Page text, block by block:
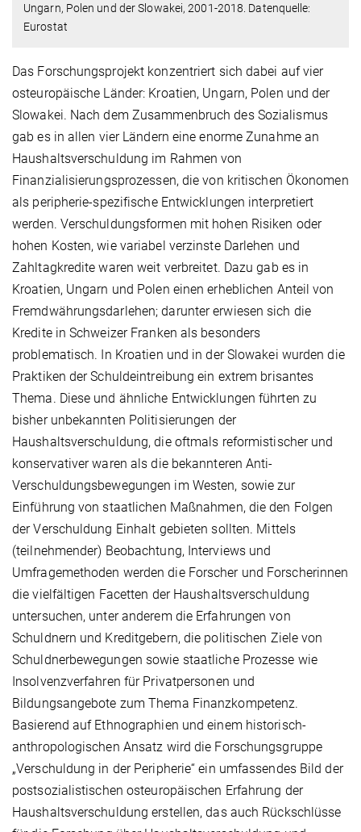
Ungarn, Polen und der Slowakei, 2001-2018. Datenquelle:
Eurostat
Das Forschungsprojekt konzentriert sich dabei auf vier
osteuropäische Länder: Kroatien, Ungarn, Polen und der
Slowakei. Nach dem Zusammenbruch des Sozialismus
gab es in allen vier Ländern eine enorme Zunahme an
Haushaltsverschuldung im Rahmen von
Finanzialisierungsprozessen, die von kritischen Ökonomen
als peripherie-spezifische Entwicklungen interpretiert
werden. Verschuldungsformen mit hohen Risiken oder
hohen Kosten, wie variabel verzinste Darlehen und
Zahltagkredite waren weit verbreitet. Dazu gab es in
Kroatien, Ungarn und Polen einen erheblichen Anteil von
Fremdwährungsdarlehen; darunter erwiesen sich die
Kredite in Schweizer Franken als besonders
problematisch. In Kroatien und in der Slowakei wurden die
Praktiken der Schuldeintreibung ein extrem brisantes
Thema. Diese und ähnliche Entwicklungen führten zu
bisher unbekannten Politisierungen der
Haushaltsverschuldung, die oftmals reformistischer und
konservativer waren als die bekannteren Anti-
Verschuldungsbewegungen im Westen, sowie zur
Einführung von staatlichen Maßnahmen, die den Folgen
der Verschuldung Einhalt gebieten sollten. Mittels
(teilnehmender) Beobachtung, Interviews und
Umfragemethoden werden die Forscher und Forscherinnen
die vielfältigen Facetten der Haushaltsverschuldung
untersuchen, unter anderem die Erfahrungen von
Schuldnern und Kreditgebern, die politischen Ziele von
Schuldnerbewegungen sowie staatliche Prozesse wie
Insolvenzverfahren für Privatpersonen und
Bildungsangebote zum Thema Finanzkompetenz.
Basierend auf Ethnographien und einem historisch-
anthropologischen Ansatz wird die Forschungsgruppe
„Verschuldung in der Peripherie“ ein umfassendes Bild der
postsozialistischen osteuropäischen Erfahrung der
Haushaltsverschuldung erstellen, das auch Rückschlüsse